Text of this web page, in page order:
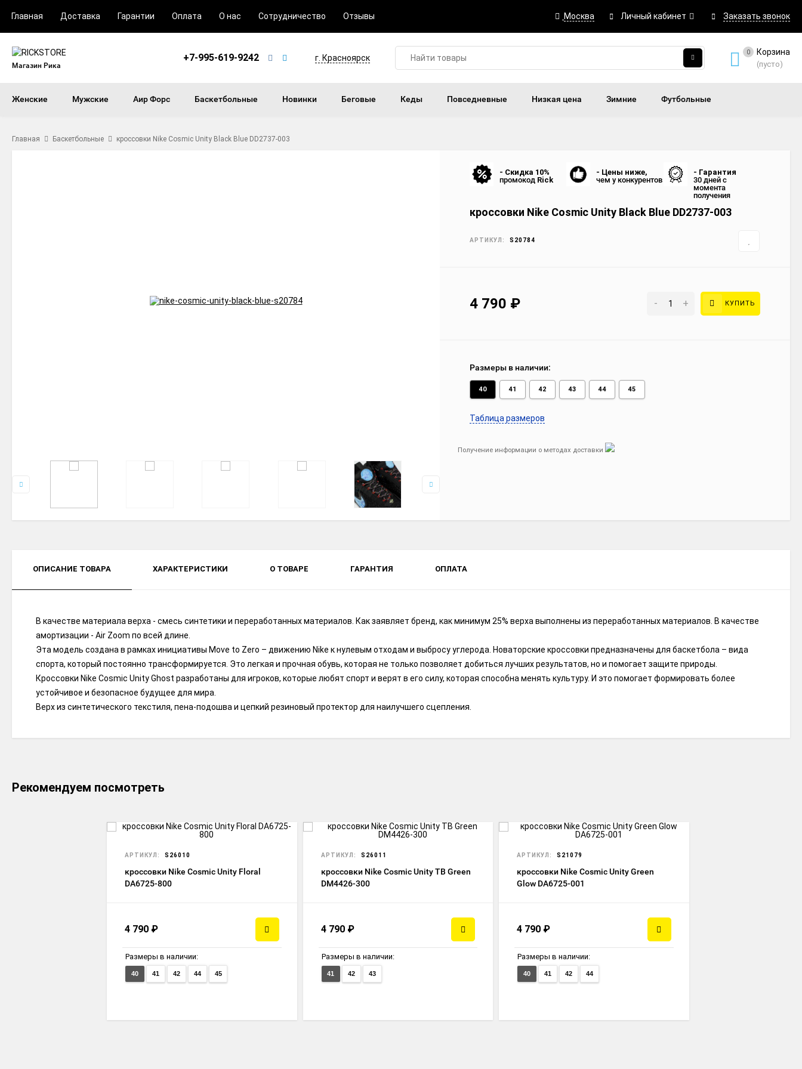
Москва Личный кабинет Заказать звонок
Главная Доставка Гарантии Оплата О нас Сотрудничество Отзывы
Магазин Рика
+7-995-619-9242 г. Красноярск
0 Корзина
(пусто)
Женские Мужские Аир Форс Баскетбольные Новинки Беговые Кеды Повседневные Низкая цена Зимние Футбольные
Главная Баскетбольные кроссовки Nike Cosmic Unity Black Blue DD2737-003
- Скидка 10%
промокод Rick
- Цены ниже,
чем у конкурентов
- Гарантия
30 дней с
момента
получения
кроссовки Nike Cosmic Unity Black Blue DD2737-003
АРТИКУЛ: S20784
4 790 ₽ - + КУПИТЬ
Размеры в наличии:
40 41 42 43 44 45
Таблица размеров
Получение информации о методах доставки
ОПИСАНИЕ ТОВАРА ХАРАКТЕРИСТИКИ О ТОВАРЕ ГАРАНТИЯ ОПЛАТА
В качестве материала верха - смесь синтетики и переработанных материалов. Как заявляет бренд, как минимум 25% верха выполнены из переработанных материалов. В качестве
амортизации - Air Zoom по всей длине.
Эта модель создана в рамках инициативы Move to Zero – движению Nike к нулевым отходам и выбросу углерода. Новаторские кроссовки предназначены для баскетбола – вида
спорта, который постоянно трансформируется. Это легкая и прочная обувь, которая не только позволяет добиться лучших результатов, но и помогает защите природы.
Кроссовки Nike Cosmic Unity Ghost разработаны для игроков, которые любят спорт и верят в его силу, которая способна менять культуру. И это помогает формировать более
устойчивое и безопасное будущее для мира.
Верх из синтетического текстиля, пена-подошва и цепкий резиновый протектор для наилучшего сцепления.
Рекомендуем посмотреть
АРТИКУЛ: S26010
кроссовки Nike Cosmic Unity Floral
DA6725-800
4 790 ₽
Размеры в наличии:
40 41 42 44 45
АРТИКУЛ: S26011
кроссовки Nike Cosmic Unity TB Green
DM4426-300
4 790 ₽
Размеры в наличии:
41 42 43
АРТИКУЛ: S21079
кроссовки Nike Cosmic Unity Green
Glow DA6725-001
4 790 ₽
Размеры в наличии:
40 41 42 44